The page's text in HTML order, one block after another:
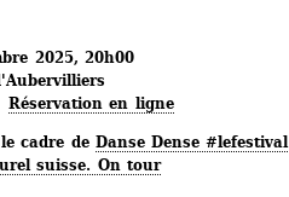
2025, 20h00
Réservation en ligne
cadre de Danse Dense #lefestival
suisse. On tour